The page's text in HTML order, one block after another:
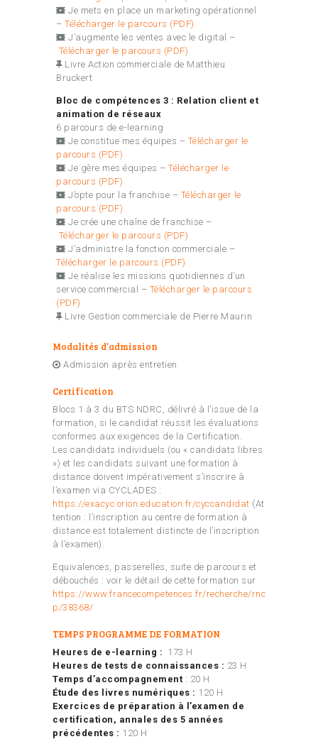
Je mets en place un marketing opérationnel
– Télécharger le parcours (PDF)
J’augmente les ventes avec le digital –
Télécharger le parcours (PDF)
Livre Action commerciale de Matthieu
Bruckert
Bloc de compétences 3 : Relation client et
animation de réseaux
6 parcours de e-learning
Je constitue mes équipes – Télécharger le
parcours (PDF)
Je gère mes équipes – Télécharger le
parcours (PDF)
J’opte pour la franchise – Télécharger le
parcours (PDF)
Je crée une chaîne de franchise –
Télécharger le parcours (PDF)
J’administre la fonction commerciale –
Télécharger le parcours (PDF)
Je réalise les missions quotidiennes d’un
service commercial – Télécharger le parcours
(PDF)
Livre Gestion commerciale de Pierre Maurin
Modalités d’admission
Admission après entretien
Certification
Blocs 1 à 3 du BTS NDRC, délivré à l’issue de la
formation, si le candidat réussit les évaluations
conformes aux exigences de la Certification.
Les candidats individuels (ou « candidats libres
») et les candidats suivant une formation à
distance doivent impérativement s’inscrire à
l’examen via CYCLADES :
https://exacyc.orion.education.fr/cyccandidat (At
tention : l’inscription au centre de formation à
distance est totalement distincte de l’inscription
à l’examen).
Equivalences, passerelles, suite de parcours et
débouchés : voir le détail de cette formation sur
https://www.francecompetences.fr/recherche/rnc
p/38368/
TEMPS PROGRAMME DE FORMATION
Heures de e-learning : 173 H
Heures de tests de connaissances : 23 H
Temps d’accompagnement : 20 H
Étude des livres numériques : 120 H
Exercices de préparation à l’examen de
certification, annales des 5 années
précédentes : 120 H